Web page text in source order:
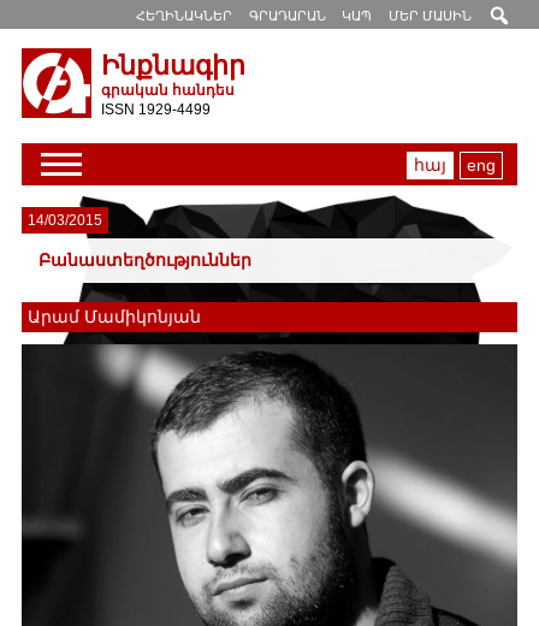
ՀԵՂԻՆԱԿՆԵՐ ԳՐԱԴԱՐԱՆ ԿԱՊ ՄԵՐ ՄԱՍԻՆ
Ինքնագիր
գրական հանդես
ISSN 1929-4499
հայ eng
14/03/2015
Բանաստեղծություններ
Արամ Մամիկոնյան